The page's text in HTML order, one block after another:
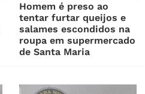
Homem é preso ao
tentar furtar queijos e
salames escondidos na
roupa em supermercado
de Santa Maria